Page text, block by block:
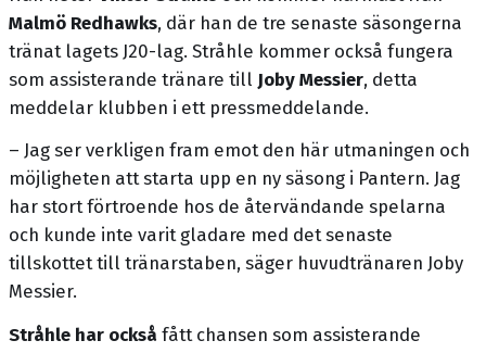
Malmö Redhawks, där han de tre senaste säsongerna
tränat lagets J20-lag. Stråhle kommer också fungera
som assisterande tränare till Joby Messier, detta
meddelar klubben i ett pressmeddelande.
– Jag ser verkligen fram emot den här utmaningen och
möjligheten att starta upp en ny säsong i Pantern. Jag
har stort förtroende hos de återvändande spelarna
och kunde inte varit gladare med det senaste
tillskottet till tränarstaben, säger huvudtränaren Joby
Messier.
Stråhle har också fått chansen som assisterande